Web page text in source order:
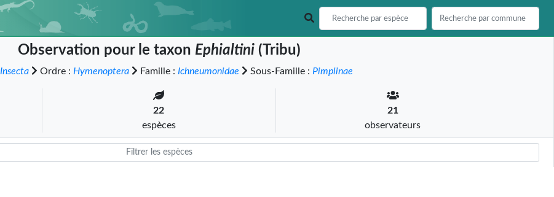
Observation pour le taxon Ephialtini(Tribu)
Insecta Ordre : Hymenoptera Famille : Ichneumonidae Sous-Famille : Pimplinae
22
espèces
21
observateurs